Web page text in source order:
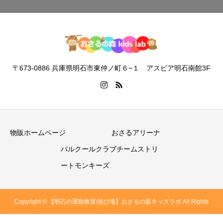
〒673-0886 兵庫県明石市東仲ノ町６−１ アスピア明石南館3F
物販ホームページ おさるアリーナ
パルクールクラブチームストリ
ートモンキーズ
Copyright © 【明石の運動教室/遊び場】おさるの森キッズラボ All Rights